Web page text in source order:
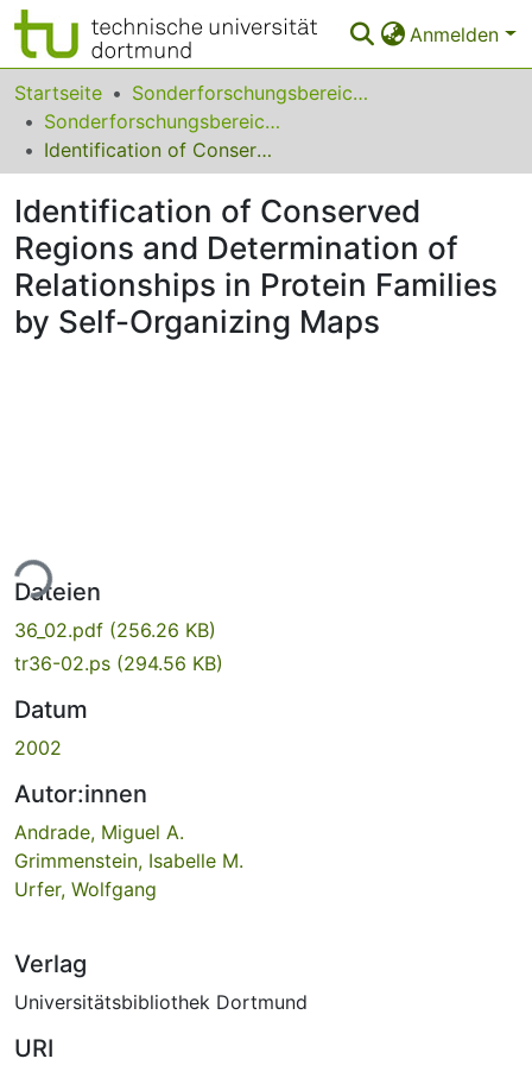
Anmelden
Bereiche & Sammlungen
Das gesamte Repositorium
FAQ
Leitlinien
Zurück zur Startseite
Startseite
Sonderforschungsbereiche
Sonderforschungsbereich (SFB) 475
Identification of Conserved Regions and Determination of Relationships in Protein Families by Self-Organizing Maps
Identification of Conserved
Regions and Determination of
Relationships in Protein Families
by Self-Organizing Maps
Dateien
36_02.pdf (256.26 KB)
tr36-02.ps (294.56 KB)
Datum
2002
Autor:innen
Andrade, Miguel A.
Grimmenstein, Isabelle M.
Urfer, Wolfgang
Verlag
Universitätsbibliothek Dortmund
URI